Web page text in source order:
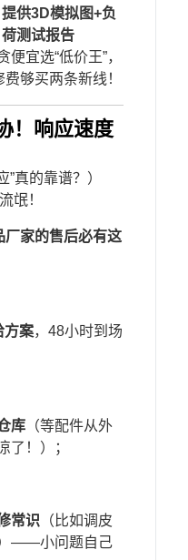
​提供3D模拟图+负
荷测试报告​
便宜选“低价王”，
够买两条新线！
！响应速度
”真的靠谱？）
氓！
厂家的售后必有这
方案​​，48小时到场
库​ ​（等配件从外
了！）；
常识​ ​（比如调皮
——小问题自己